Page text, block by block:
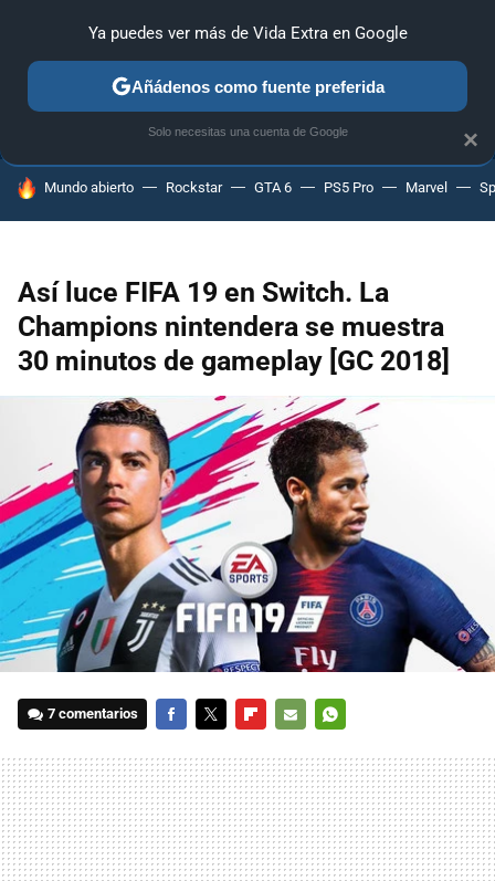
ANÁLISIS GUÍAS Y TRUCOS PC SONY NINTENDO
HOY SE HABLA DE
Mundo abierto Rockstar GTA 6 PS5 Pro Marvel
Así luce FIFA 19 en Switch. La
Champions nintendera se muestra
30 minutos de gameplay [GC 2018]
7 comentarios
MAIL
×
Ya puedes ver más de Vida Extra en Google
Añádenos como fuente preferida
Solo necesitas una cuenta de Google